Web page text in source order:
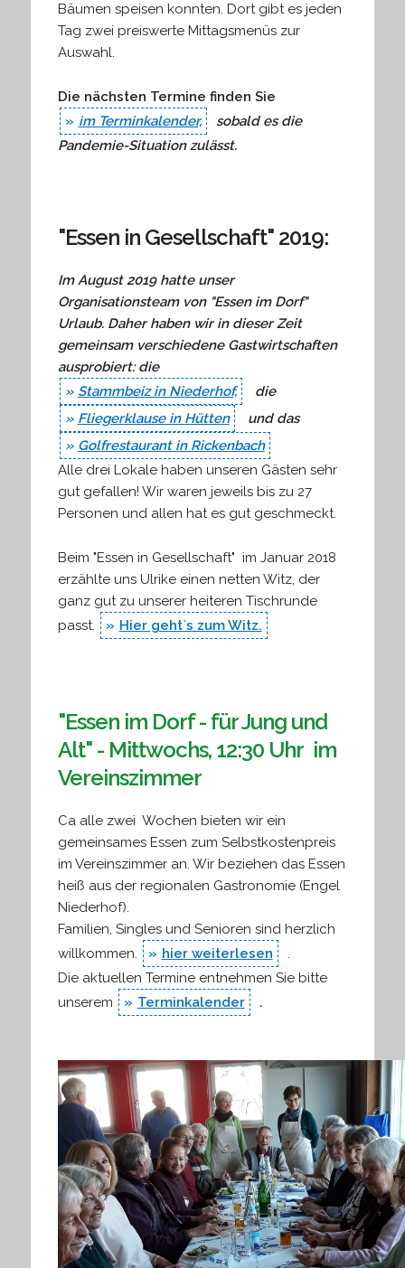
Bäumen speisen konnten. Dort gibt es jeden
Tag zwei preiswerte Mittagsmenüs zur
Auswahl.
Die nächsten Termine finden Sie
im Terminkalender,
sobald es die
Pandemie-Situation zulässt.
"Essen in Gesellschaft" 2019:
Im August 2019 hatte unser
Organisationsteam von "Essen im Dorf"
Urlaub. Daher haben wir in dieser Zeit
gemeinsam verschiedene Gastwirtschaften
ausprobiert: die
Stammbeiz in Niederhof,
die
Fliegerklause in Hütten
und das
Golfrestaurant in Rickenbach
Alle drei Lokale haben unseren Gästen sehr
gut gefallen! Wir waren jeweils bis zu 27
Personen und allen hat es gut geschmeckt.
Beim "Essen in Gesellschaft" im Januar 2018
erzählte uns Ulrike einen netten Witz, der
ganz gut zu unserer heiteren Tischrunde
passt.
Hier geht`s zum Witz.
"Essen im Dorf - für Jung und
Alt" - Mittwochs, 12:30 Uhr im
Vereinszimmer
Ca alle zwei Wochen bieten wir ein
gemeinsames Essen zum Selbstkostenpreis
im Vereinszimmer an. Wir beziehen das Essen
heiß aus der regionalen Gastronomie (Engel
Niederhof).
Familien, Singles und Senioren sind herzlich
willkommen.
hier weiterlesen
.
Die aktuellen Termine entnehmen Sie bitte
unserem
Terminkalender .